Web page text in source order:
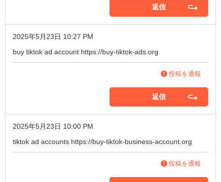
返信
2025年5月23日 10:27 PM
buy tiktok ad account https://buy-tiktok-ads.org
投稿を通報
返信
2025年5月23日 10:00 PM
tiktok ad accounts https://buy-tiktok-business-account.org
投稿を通報